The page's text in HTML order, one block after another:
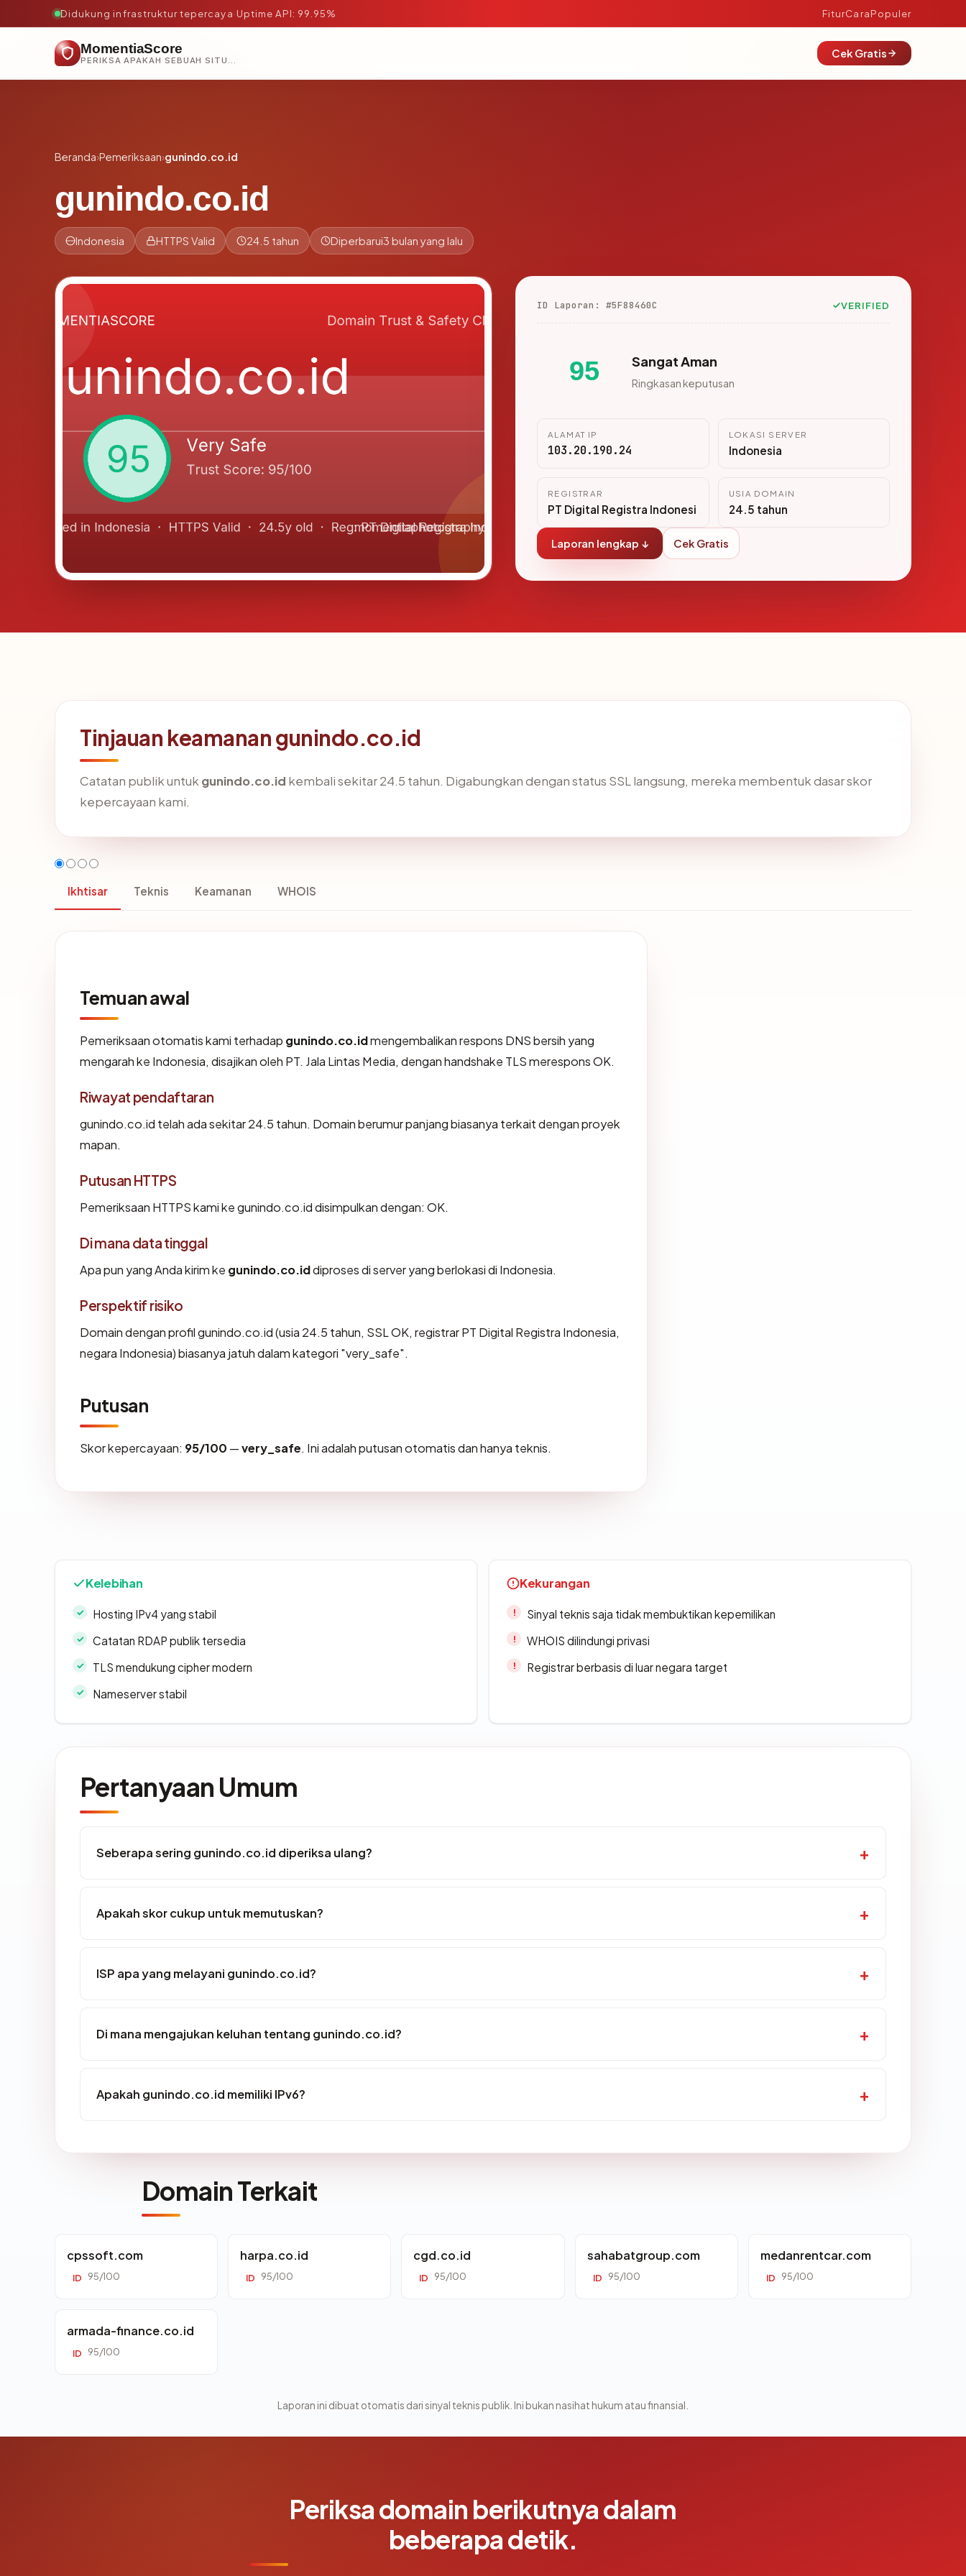
Didukung infrastruktur tepercaya·Uptime API: 99.95% FiturCaraPopuler
MomentiaScore
PERIKSA APAKAH SEBUAH SITUS AMAN, TEPERCAYA, DAN TERVERIFIKASI DALAM HITUNGAN DETIK.
Cek Gratis
Beranda›Pemeriksaan›gunindo.co.id
gunindo.co.id
Indonesia HTTPS Valid 24.5 tahun Diperbarui3 bulan yang lalu
ID Laporan: #5F88460C VERIFIED
95 Sangat Aman
Ringkasan keputusan
ALAMAT IP
103.20.190.24
LOKASI SERVER
Indonesia
REGISTRAR
PT Digital Registra Indonesi
USIA DOMAIN
24.5 tahun
Laporan lengkap ↓ Cek Gratis
Tinjauan keamanan gunindo.co.id
Catatan publik untuk gunindo.co.id kembali sekitar 24.5 tahun. Digabungkan dengan status SSL langsung, mereka membentuk dasar skor
kepercayaan kami.
Ikhtisar Teknis Keamanan WHOIS
Temuan awal
Pemeriksaan otomatis kami terhadap gunindo.co.idmengembalikan respons DNS bersih yang
mengarah ke Indonesia, disajikan oleh PT. Jala Lintas Media, dengan handshake TLS merespons OK.
Riwayat pendaftaran
gunindo.co.id telah ada sekitar 24.5 tahun. Domain berumur panjang biasanya terkait dengan proyek
mapan.
Putusan HTTPS
Pemeriksaan HTTPS kami ke gunindo.co.id disimpulkan dengan: OK.
Di mana data tinggal
Apa pun yang Anda kirim ke gunindo.co.iddiproses di server yang berlokasi di Indonesia.
Perspektif risiko
Domain dengan profil gunindo.co.id (usia 24.5 tahun, SSL OK, registrar PT Digital Registra Indonesia,
negara Indonesia) biasanya jatuh dalam kategori "very_safe".
Putusan
Skor kepercayaan: 95/100 —very_safe. Ini adalah putusan otomatis dan hanya teknis.
Kelebihan
Hosting IPv4 yang stabil
Catatan RDAP publik tersedia
TLS mendukung cipher modern
Nameserver stabil
Kekurangan
Sinyal teknis saja tidak membuktikan kepemilikan
WHOIS dilindungi privasi
Registrar berbasis di luar negara target
Pertanyaan Umum
Seberapa sering gunindo.co.id diperiksa ulang?
Apakah skor cukup untuk memutuskan?
ISP apa yang melayani gunindo.co.id?
Di mana mengajukan keluhan tentang gunindo.co.id?
Apakah gunindo.co.id memiliki IPv6?
Domain Terkait
cpssoft.com
ID 95/100
harpa.co.id
ID 95/100
cgd.co.id
ID 95/100
sahabatgroup.com
ID 95/100
medanrentcar.com
ID 95/100
armada-finance.co.id
ID 95/100
Laporan ini dibuat otomatis dari sinyal teknis publik. Ini bukan nasihat hukum atau finansial.
Periksa domain berikutnya dalam
beberapa detik.